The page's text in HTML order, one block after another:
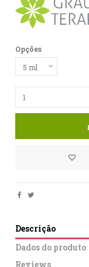
Opções
Descrição
Dados do produto
Reviews